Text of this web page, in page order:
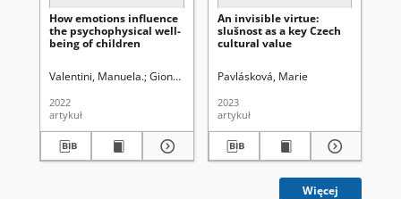
How emotions influence
the psychophysical well-
being of children
Valentini, Manuela. Giontarelli, Roberta. Autor
2022
artykuł
An invisible virtue:
slušnost as a key Czech
cultural value
Pavlásková, Marie
2023
artykuł
Więcej